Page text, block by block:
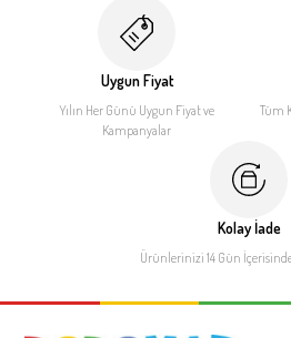
Uygun Fiyat
Yılın Her Günü Uygun Fiyatve
Kampanyalar
Tüm
Kolay İade
Ürünlerinizi 14 Gün